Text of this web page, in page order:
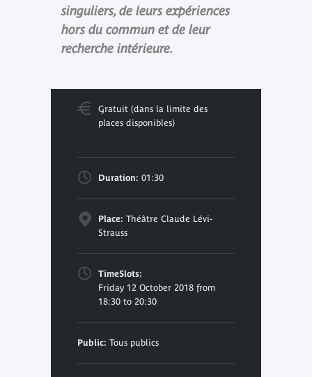
singuliers, de leurs expériences
hors du commun et de leur
recherche intérieure.
Gratuit (dans la limite des
places disponibles)
Duration: 01:30
Place: Théâtre Claude Lévi-
Strauss
TimeSlots:
Friday 12 October 2018 from
18:30 to 20:30
Public: Tous publics